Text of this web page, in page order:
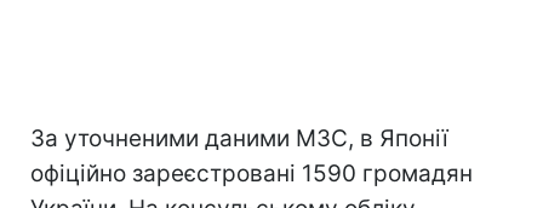
За уточненими даними МЗС, в Японії
офіційно зареєстровані 1590 громадян